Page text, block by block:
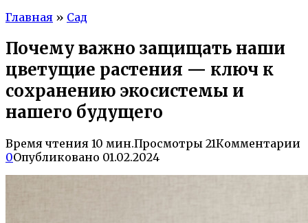
Главная » Сад
Почему важно защищать наши
цветущие растения — ключ к
сохранению экосистемы и
нашего будущего
Время чтения 10 мин.Просмотры 21Комментарии
0Опубликовано 01.02.2024